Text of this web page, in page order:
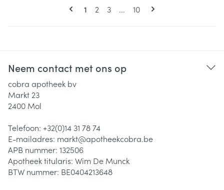
Pagina's
U lees momenteel pagina
1 Pagina
2 Pagina
3 ... Pagina
10
Neem contact met ons op
cobra apotheek bv
Markt 23
2400 Mol
Telefoon: +32(0)14 31 78 74
E-mailadres: markt@apotheekcobra.be
APB nummer: 132506
Apotheek titularis: Wim De Munck
BTW nummer: BE0404213648